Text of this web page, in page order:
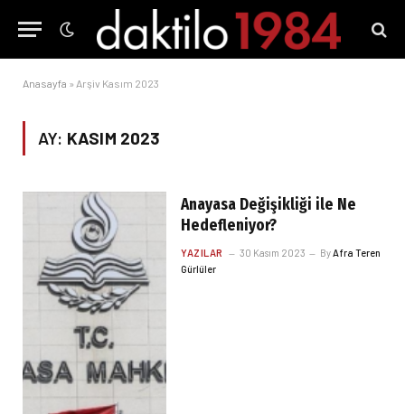
Anasayfa » Arşiv Kasım 2023
AY: KASIM 2023
Anayasa Değişikliği ile Ne
Hedefleniyor?
YAZILAR 30 Kasım 2023 ByAfra Teren
Gürlüler